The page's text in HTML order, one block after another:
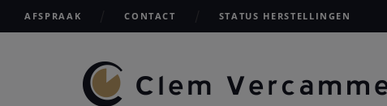
AFSPRAAK CONTACT STATUS HERSTELLINGEN